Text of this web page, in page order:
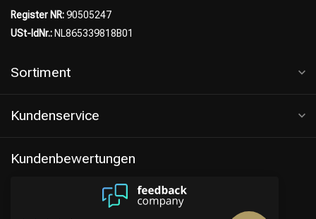
Register NR:90505247
USt-IdNr.: NL865339818B01
Sortiment
Kundenservice
Kundenbewertungen